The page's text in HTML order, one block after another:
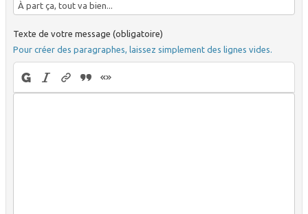
Texte de votre message (obligatoire)
Pour créer des paragraphes, laissez simplement des lignes vides.